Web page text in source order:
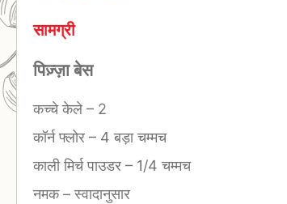
सामग्री
पिज़्ज़ा बेस
कच्चे केले – 2
कॉर्न फ्लोर – 4 बड़ा चम्मच
काली मिर्च पाउडर – 1/4 चम्मच
नमक–स्वादानुसार